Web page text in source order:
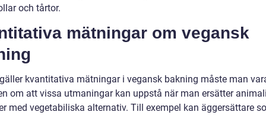
och tårtor.
mätningar om vegansk
kvantitativa mätningar i vegansk bakning måste man
om att vissa utmaningar kan uppstå när man ersätter
med vegetabiliska alternativ. Till exempel kan äggersättare